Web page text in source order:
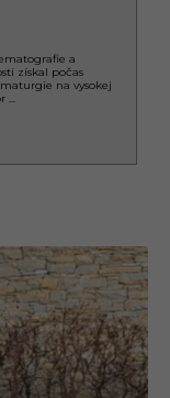
a
získal počas
na vysokej
...